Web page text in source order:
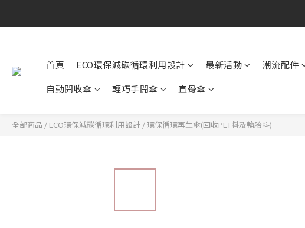
首頁 ECO環保減碳循環利用設計 最新活動 潮流配件
自動開收傘
輕巧手開傘 直骨傘
全部商品 / ECO環保減碳循環利用設計 /環保循環再生傘(回收PET料及輪胎料)